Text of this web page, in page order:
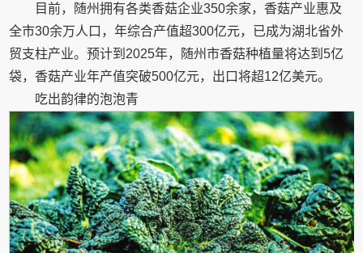
目前，随州拥有各类香菇企业350余家，香菇产业惠及
全市30余万人口，年综合产值超300亿元，已成为湖北省外
贸支柱产业。预计到2025年，随州市香菇种植量将达到5亿
袋，香菇产业年产值突破500亿元，出口将超12亿美元。
吃出韵律的泡泡青